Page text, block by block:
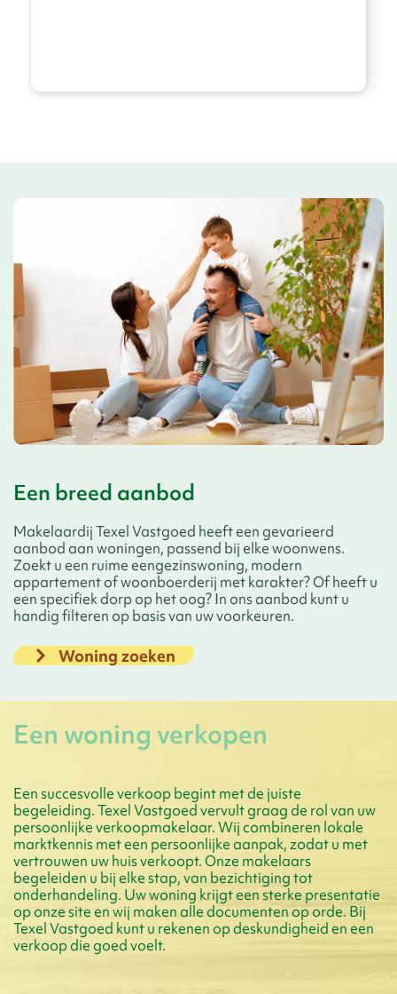
Een breed aanbod
Makelaardij Texel Vastgoed heeft een gevarieerd
aanbod aan woningen, passend bij elke woonwens.
Zoekt u een ruime eengezinswoning, modern
appartement of woonboerderij met karakter? Of heeft u
een specifiek dorp op het oog? In ons aanbod kunt u
handig filteren op basis van uw voorkeuren.
Woning zoeken
Een woning verkopen
Een succesvolle verkoop begint met de juiste
begeleiding. Texel Vastgoed vervult graag de rol van uw
persoonlijke verkoopmakelaar. Wij combineren lokale
marktkennis met een persoonlijke aanpak, zodat u met
vertrouwen uw huis verkoopt. Onze makelaars
begeleiden u bij elke stap, van bezichtiging tot
onderhandeling. Uw woning krijgt een sterke presentatie
op onze site en wij maken alle documenten op orde. Bij
Texel Vastgoed kunt u rekenen op deskundigheid en een
verkoop die goed voelt.